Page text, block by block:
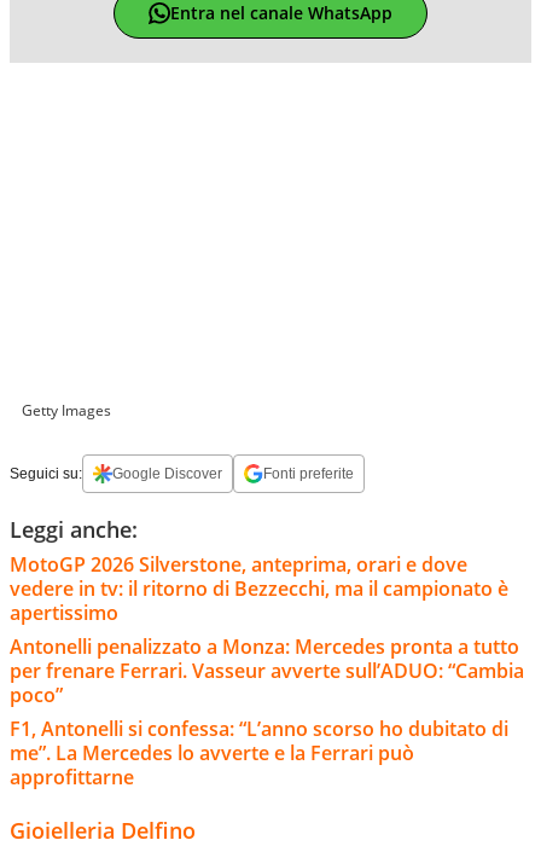
Entra nel canale WhatsApp
Getty Images
Seguici su: Google Discover Fonti preferite
Leggi anche:
MotoGP 2026 Silverstone, anteprima, orari e dove
vedere in tv: il ritorno di Bezzecchi, ma il campionato è
apertissimo
Antonelli penalizzato a Monza: Mercedes pronta a tutto
per frenare Ferrari. Vasseur avverte sull’ADUO: “Cambia
poco”
F1, Antonelli si confessa: “L’anno scorso ho dubitato di
me”. La Mercedes lo avverte e la Ferrari può
approfittarne
Gioielleria Delfino